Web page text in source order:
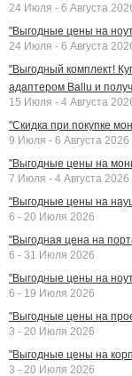
24 Июля - 6 Августа
"Выгодные цены на
24 Июля - 6 Августа
"Выгодный комплект!
адаптером Ballu и
15 Июля - 4 Августа
"Скидка при покупке
9 Июля - 6 Августа 2026
"Выгодные цены на
7 Июля - 4 Августа 2026
"Выгодные цены на
6 - 20 Июля 2026
"Выгодная цена на
6 - 31 Июля 2026
"Выгодные цены на
6 - 19 Июля 2026
"Выгодные цены на
3 - 20 Июля 2026
"Выгодные цены на
3 - 20 Июля 2026